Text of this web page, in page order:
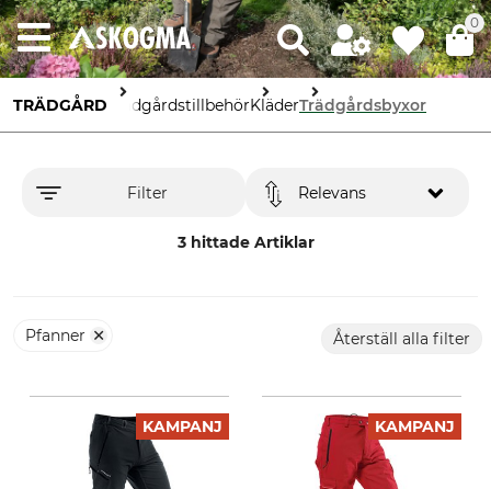
0
TRÄDGÅRD TrädgårdstillbehörKläderTrädgårdsbyxor
Filter
3 hittade Artiklar
Relevans
Pfanner Återställ alla filter
KAMPANJ KAMPANJ